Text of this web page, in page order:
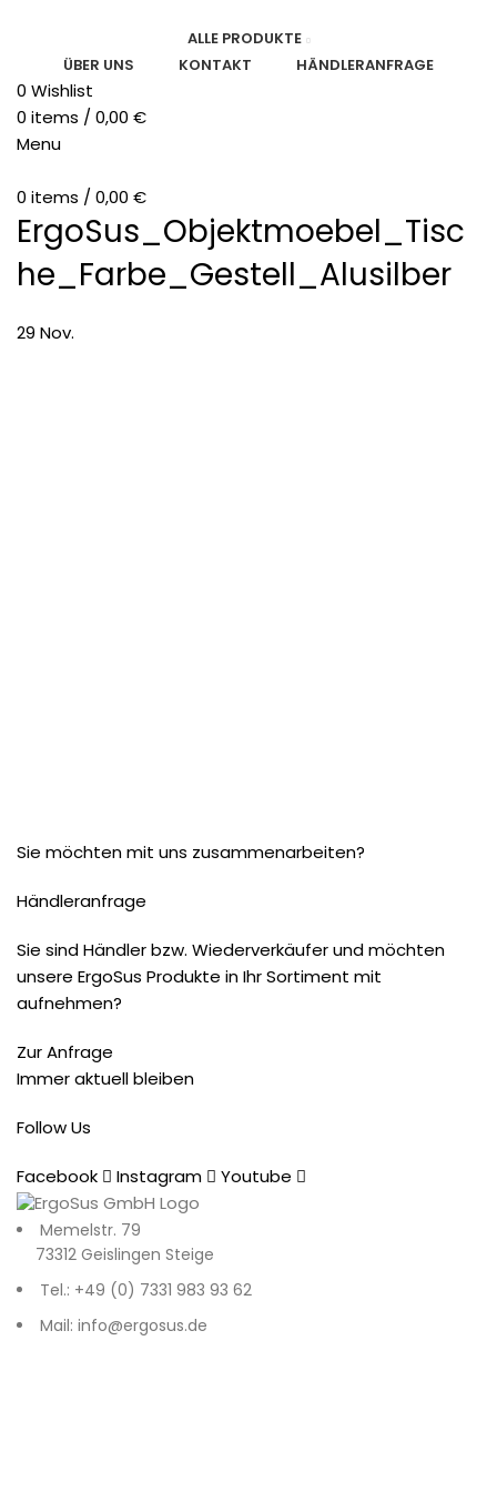
ALLE PRODUKTE
ÜBER UNS
KONTAKT HÄNDLERANFRAGE
0 Wishlist
0 items / 0,00 €
Menu
0 items / 0,00 €
ErgoSus_Objektmoebel_Tisc
he_Farbe_Gestell_Alusilber
29 Nov.
Sie möchten mit uns zusammenarbeiten?
Händleranfrage
Sie sind Händler bzw. Wiederverkäufer und möchten
unsere ErgoSus Produkte in Ihr Sortiment mit
aufnehmen?
Zur Anfrage
Immer aktuell bleiben
Follow Us
Facebook
Instagram Youtube
Memelstr. 79
73312 Geislingen Steige
Tel.: +49 (0) 7331 983 93 62
Mail: info@ergosus.de